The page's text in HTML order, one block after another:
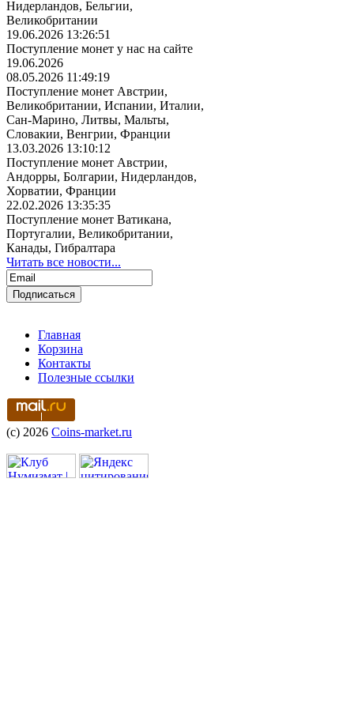
Нидерландов, Бельгии,
Великобритании
19.06.2026 13:26:51
Поступление монет у нас на сайте
19.06.2026
08.05.2026 11:49:19
Поступление монет Австрии,
Великобритании, Испании, Италии,
Сан-Марино, Литвы, Мальты,
Словакии, Венгрии, Франции
13.03.2026 13:10:12
Поступление монет Австрии,
Андорры, Болгарии, Нидерландов,
Хорватии, Франции
22.02.2026 13:35:35
Поступление монет Ватикана,
Португалии, Великобритании,
Канады, Гибралтара
Читать все новости...
Главная
Корзина
Контакты
Полезные ссылки
(c) 2026 Coins-market.ru